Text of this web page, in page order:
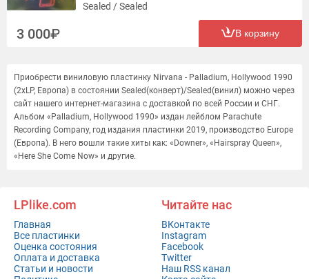
Sealed / Sealed
3 000 В корзину
Приобрести виниловую пластинку Nirvana - Palladium, Hollywood 1990
(2xLP, Европа) в состоянии Sealed(конверт)/Sealed(винил) можно через
сайт нашего интернет-магазина с доставкой по всей России и СНГ.
Альбом «Palladium, Hollywood 1990» издан лейблом Parachute
Recording Company, год издания пластинки 2019, производство Europe
(Европа). В него вошли такие хиты как: «Downer», «Hairspray Queen»,
«Here She Come Now» и другие.
LPlike.com
Главная
Все пластинки
Оценка состояния
Оплата и доставка
Статьи и новости
Читайте нас
ВКонтакте
Instagram
Facebook
Twitter
Наш RSS канал